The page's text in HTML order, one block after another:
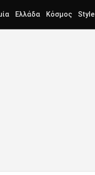
Ελλάδα Κόσμος Style